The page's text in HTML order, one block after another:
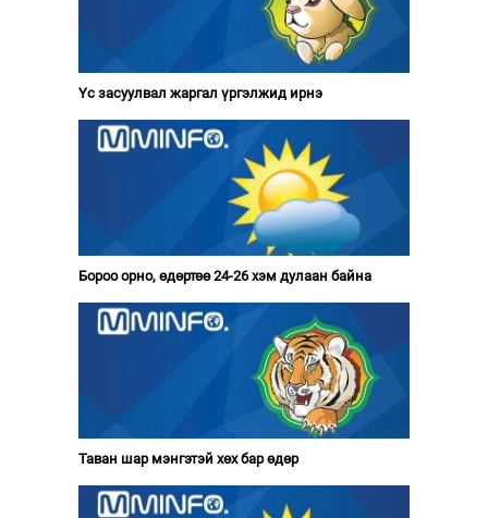
Үс засуулвал жаргал үргэлжид ирнэ
Бороо орно, өдөртөө 24-26 хэм дулаан байна
Таван шар мэнгэтэй хөх бар өдөр